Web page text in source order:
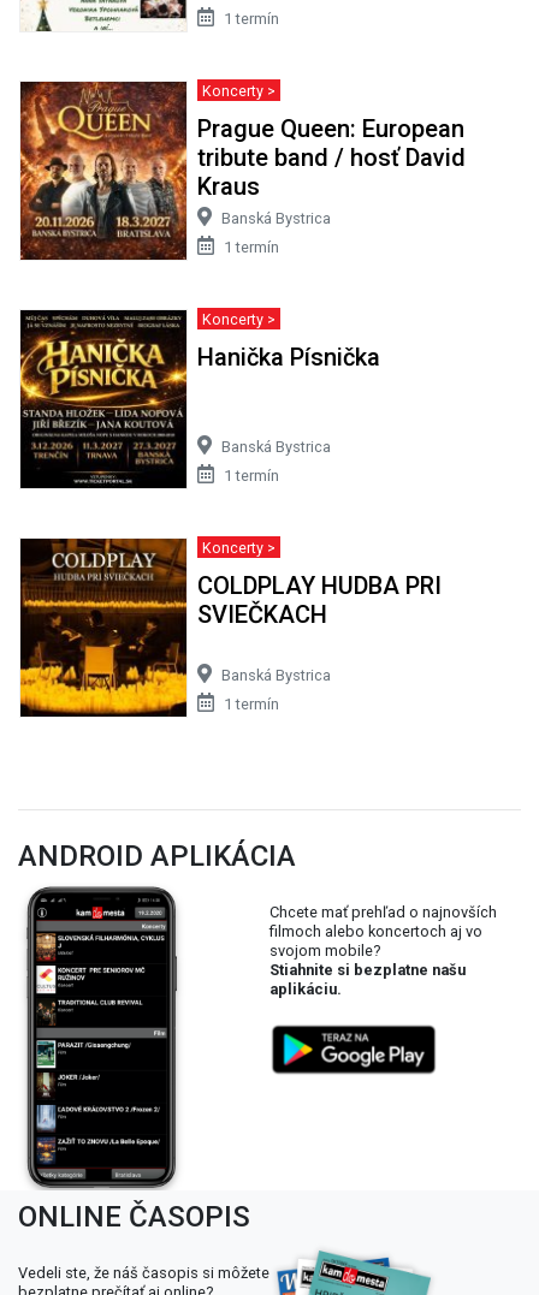
1 termín
Koncerty >
Prague Queen: European
tribute band / hosť David
Kraus
Banská Bystrica
1 termín
Koncerty >
Hanička Písnička
Banská Bystrica
1 termín
Koncerty >
COLDPLAY HUDBA PRI
SVIEČKACH
Banská Bystrica
1 termín
ANDROID APLIKÁCIA
Chcete mať prehľad o najnovších
filmoch alebo koncertoch aj vo
svojom mobile?
Stiahnite si bezplatne našu
aplikáciu.
ONLINE ČASOPIS
Vedeli ste, že náš časopis si môžete